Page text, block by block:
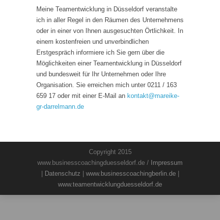
Meine Teamentwicklung in Düsseldorf veranstalte
ich in aller Regel in den Räumen des Unternehmens
oder in einer von Ihnen ausgesuchten Örtlichkeit. In
einem kostenfreien und unverbindlichen
Erstgespräch informiere ich Sie gern über die
Möglichkeiten einer Teamentwicklung in Düsseldorf
und bundesweit für Ihr Unternehmen oder Ihre
Organisation. Sie erreichen mich unter 0211 / 163
659 17 oder mit einer E-Mail an kontakt@mareike-
gr-darrelmann.de
Copyright 2015
www.businesscoachingduesseldorf.de / Impressum
Datenschutz www.businesscoachingberlin.de|
www.teamentwicklungduesseldorf.de